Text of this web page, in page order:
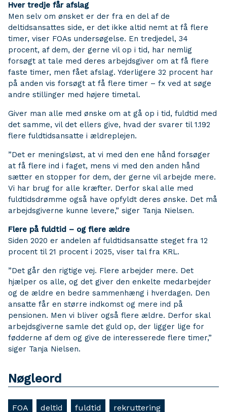
Hver tredje får afslag
Men selv om ønsket er der fra en del af de
deltidsansattes side, er det ikke altid nemt at få flere
timer, viser FOAs undersøgelse. En tredjedel, 34
procent, af dem, der gerne vil op i tid, har nemlig
forsøgt at tale med deres arbejdsgiver om at få flere
faste timer, men fået afslag. Yderligere 32 procent har
på anden vis forsøgt at få flere timer – fx ved at søge
andre stillinger med højere timetal.
Giver man alle med ønske om at gå op i tid, fuldtid med
det samme, vil det ellers give, hvad der svarer til 1.192
flere fuldtidsansatte i ældreplejen.
”Det er meningsløst, at vi med den ene hånd forsøger
at få flere ind i faget, mens vi med den anden hånd
sætter en stopper for dem, der gerne vil arbejde mere.
Vi har brug for alle kræfter. Derfor skal alle med
fuldtidsdrømme også have opfyldt deres ønske. Det må
arbejdsgiverne kunne levere,” siger Tanja Nielsen.
Flere på fuldtid – og flere ældre
Siden 2020 er andelen af fuldtidsansatte steget fra 12
procent til 21 procent i 2025, viser tal fra KRL.
”Det går den rigtige vej. Flere arbejder mere. Det
hjælper os alle, og det giver den enkelte medarbejder
og de ældre en bedre sammenhæng i hverdagen. Den
ansatte får en større indkomst og mere ind på
pensionen. Men vi bliver også flere ældre. Derfor skal
arbejdsgiverne samle det guld op, der ligger lige for
fødderne af dem og give de interesserede flere timer,”
siger Tanja Nielsen.
Nøgleord
FOA deltid fuldtid rekruttering